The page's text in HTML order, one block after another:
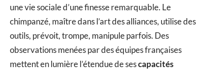
une vie sociale d’une finesse remarquable. Le
chimpanzé, maître dans l’art des alliances, utilise des
outils, prévoit, trompe, manipule parfois. Des
observations menées par des équipes françaises
mettent en lumière l’étendue de sescapacités